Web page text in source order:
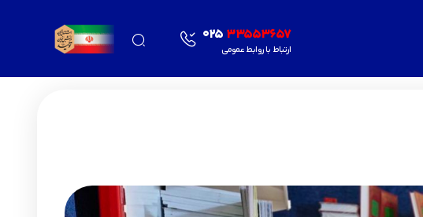
02533553657
ارتباط با روابط عمومی